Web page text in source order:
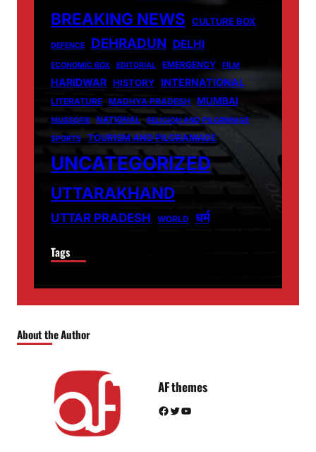
BREAKING NEWS CULTURE BOX
DEFENCE DEHRADUN DELHI
ECONOMIC BOX EDITORIAL EMERGENCY FILM
HARIDWAR HISTORY INTERNATIONAL
LITERATURE MADHYA PRADESH MUMBAI
MUSSORIE NATIONAL
RELIGION AND PILGRIMAGE
SPORTS
TOURISM AND PILGRAMAGE
UNCATEGORIZED
UTTARAKHAND
UTTAR PRADESH WORLD धर्म
Tags
About the Author
AF themes
Facebook Twitter YouTube